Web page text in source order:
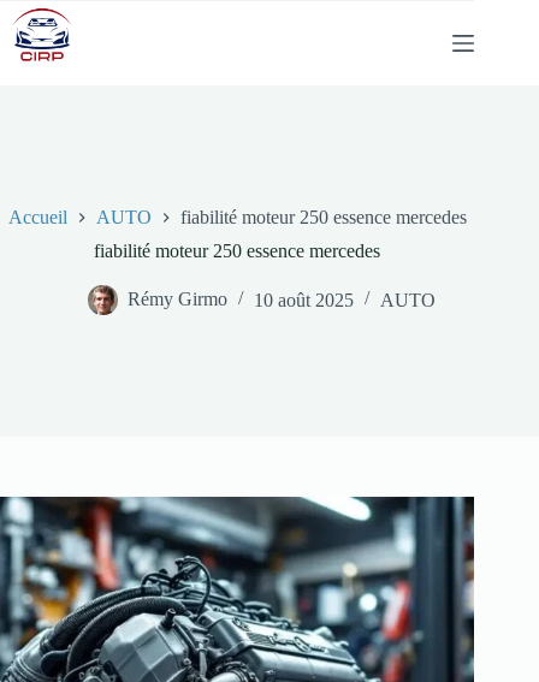
Passer
au
contenu
Accueil AUTO
fiabilité moteur 250 essence mercedes
fiabilité moteur 250 essence mercedes
Rémy Girmo 10 août 2025 AUTO